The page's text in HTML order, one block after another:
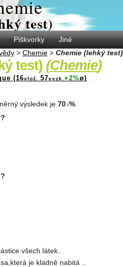
test)
Piškvorky
Jiné
> Chemie > Chemie (lehký test)
test) (Chemie)
(16vlož. 57vyzk. +2%ø) ...
výsledek je 70 .7%
všech látek..
je kladně nabitá ..